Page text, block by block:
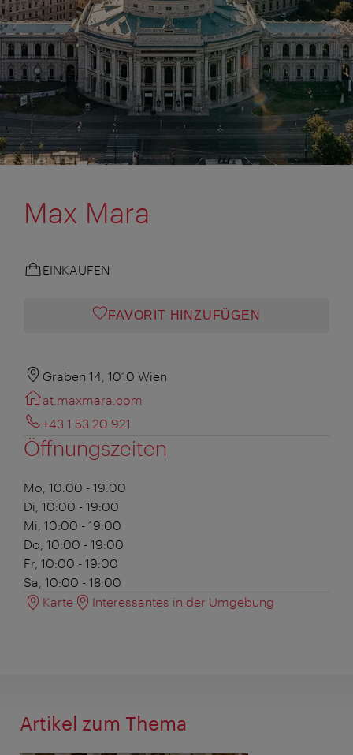
Max Mara
EINKAUFEN
FAVORIT HINZUFÜGEN
Graben 14, 1010 Wien
at.maxmara.com
+43 1 53 20 921
Öffnungszeiten
Mo, 10:00 - 19:00
Di, 10:00 - 19:00
Mi, 10:00 - 19:00
Do, 10:00 - 19:00
Fr, 10:00 - 19:00
Sa, 10:00 - 18:00
Karte
Interessantes in der Umgebung
Artikel zum Thema